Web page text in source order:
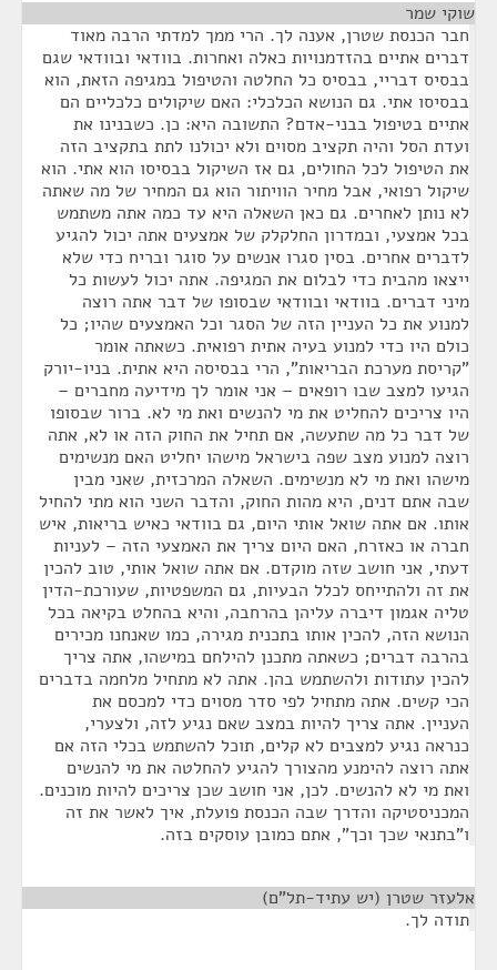
שוקי שמר
חבר הכנסת שטרן, אענה לך. הרי ממך למדתי הרבה מאוד
דברים אתיים בהזדמנויות כאלה ואחרות. בוודאי ובוודאי שגם
בבסיס דבריי, בבסיס כל החלטה והטיפול במגיפה הזאת, הוא
בבסיסו אתי. גם הנושא הכלכלי: האם שיקולים כלכליים הם
אתיים בטיפול בבני-אדם? התשובה היא: כן. כשבנינו את
ועדת הסל והיה תקציב מסוים ולא יכולנו לתת בתקציב הזה
את הטיפול לכל החולים, גם אז השיקול בבסיסו הוא אתי. הוא
שיקול רפואי, אבל מחיר הוויתור הוא גם המחיר של מה שאתה
לא נותן לאחרים. גם כאן השאלה היא עד כמה אתה משתמש
בכל אמצעי, ובמדרון החלקלק של אמצעים אתה יכול להגיע
לדברים אחרים. בסין סגרו אנשים על סוגר ובריח כדי שלא
ייצאו מהבית כדי לבלום את המגיפה. אתה יכול לעשות כל
מיני דברים. בוודאי ובוודאי שבסופו של דבר אתה רוצה
למנוע את כל העניין הזה של הסגר וכל האמצעים שהיו; כל
כולם היו כדי למנוע בעיה אתית רפואית. כשאתה אומר
"קריסת מערכת הבריאות", הרי בבסיסה היא אתית. בניו-יורק
הגיעו למצב שבו רופאים – אני אומר לך מידיעה מחברים –
היו צריכים להחליט את מי להנשים ואת מי לא. ברור שבסופו
של דבר כל מה שתעשה, אם תחיל את החוק הזה או לא, אתה
רוצה למנוע מצב שפה בישראל מישהו יחליט האם מנשימים
מישהו ואת מי לא מנשימים. השאלה המרכזית, שאני מבין
שבה אתם דנים, היא מהות החוק, והדבר השני הוא מתי להחיל
אותו. אם אתה שואל אותי היום, גם בוודאי כאיש בריאות, איש
חברה או כאזרח, האם היום צריך את האמצעי הזה – לעניות
דעתי, אני חושב שזה מוקדם. אם אתה שואל אותי, טוב להכין
את זה ולהתייחס לכלל הבעיות, גם המשפטיות, שעורכת-הדין
טליה אגמון דיברה עליהן בהרחבה, והיא בהחלט בקיאה בכל
הנושא הזה, להכין אותו בתכנית מגירה, כמו שאנחנו מכירים
בהרבה דברים; כשאתה מתכנן להילחם במישהו, אתה צריך
להכין עתודות ולהשתמש בהן. אתה לא מתחיל מלחמה בדברים
הכי קשים. אתה מתחיל לפי סדר מסוים כדי למכסם את
העניין. אתה צריך להיות במצב שאם נגיע לזה, ולצערי,
כנראה נגיע למצבים לא קלים, תוכל להשתמש בכלי הזה אם
אתה רוצה להימנע מהצורך להגיע להחלטה את מי להנשים
ואת מי לא להנשים. לכן, אני חושב שכן צריכים להיות מוכנים.
המכניסטיקה והדרך שבה הכנסת פועלת, איך לאשר את זה
ו"בתנאי שכך וכך", אתם כמובן עוסקים בזה.
אלעזר שטרן (יש עתיד-תל"ם)
תודה לך.